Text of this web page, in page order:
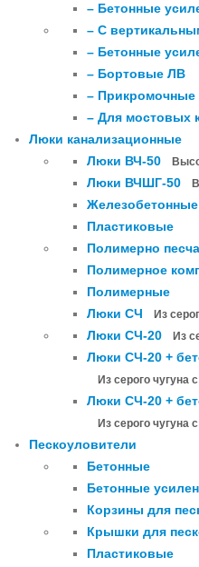
– Бетонные
– С
– Бетонные
– Бортовые ЛВ
–
– Для мостовых
Люки канализационные
Люки ВЧ-50
Люки ВЧШГ-50
Железобетонные
Пластиковые
Полимерно
Полимерное
Полимерные
Люки СЧ
Из
Люки СЧ-20 Из
Люки СЧ-20 +
Из серого чугуна
Люки СЧ-20 +
Из серого чугуна
Пескоуловители
Бетонные
Бетонные
Корзины для
Крышки для
Пластиковые